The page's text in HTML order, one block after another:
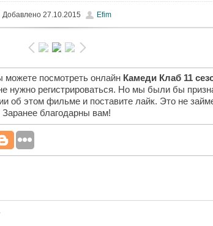
Добавлено27.10.2015 Efim
можете посмотреть онлайн Камеди Клаб 11
нужно регистрироваться. Но мы были бы
об этом фильме и поставите лайк. Это не
благодарны вам!